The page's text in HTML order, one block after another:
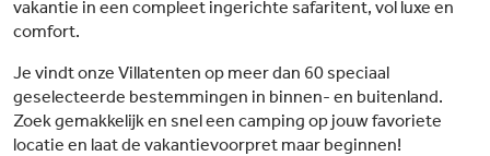
vakantie in een compleet ingerichte safaritent, vol luxe en
comfort.
Je vindt onze Villatenten op meer dan 60 speciaal
geselecteerde bestemmingen in binnen- en buitenland.
Zoek gemakkelijk en snel een camping op jouw favoriete
locatie en laat de vakantievoorpret maar beginnen!